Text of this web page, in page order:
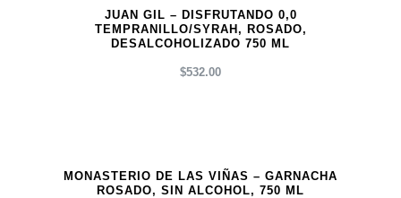
JUAN GIL – DISFRUTANDO 0,0
TEMPRANILLO/SYRAH, ROSADO,
DESALCOHOLIZADO 750 ML
$532.00
MONASTERIO DE LAS VIÑAS – GARNACHA
ROSADO, SIN ALCOHOL, 750 ML